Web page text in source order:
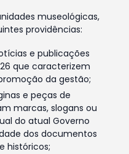
museológicas,
providências:
e publicações
que caracterizem
da gestão;
e peças de
marcas, slogans ou
do atual Governo
dos documentos
históricos;